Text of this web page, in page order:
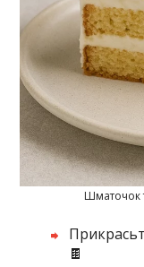
Шматочок
🍫